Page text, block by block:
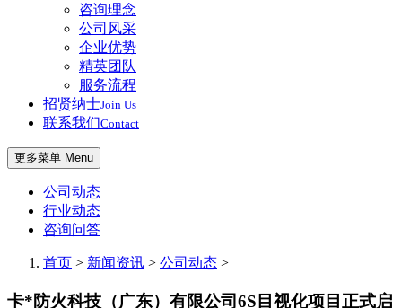
咨询理念
公司风采
企业优势
精英团队
服务流程
招贤纳士Join Us
联系我们Contact
更多菜单 Menu
公司动态
行业动态
咨询问答
首页 > 新闻资讯 > 公司动态 >
卡*防火科技（广东）有限公司6S目视化项目正式启